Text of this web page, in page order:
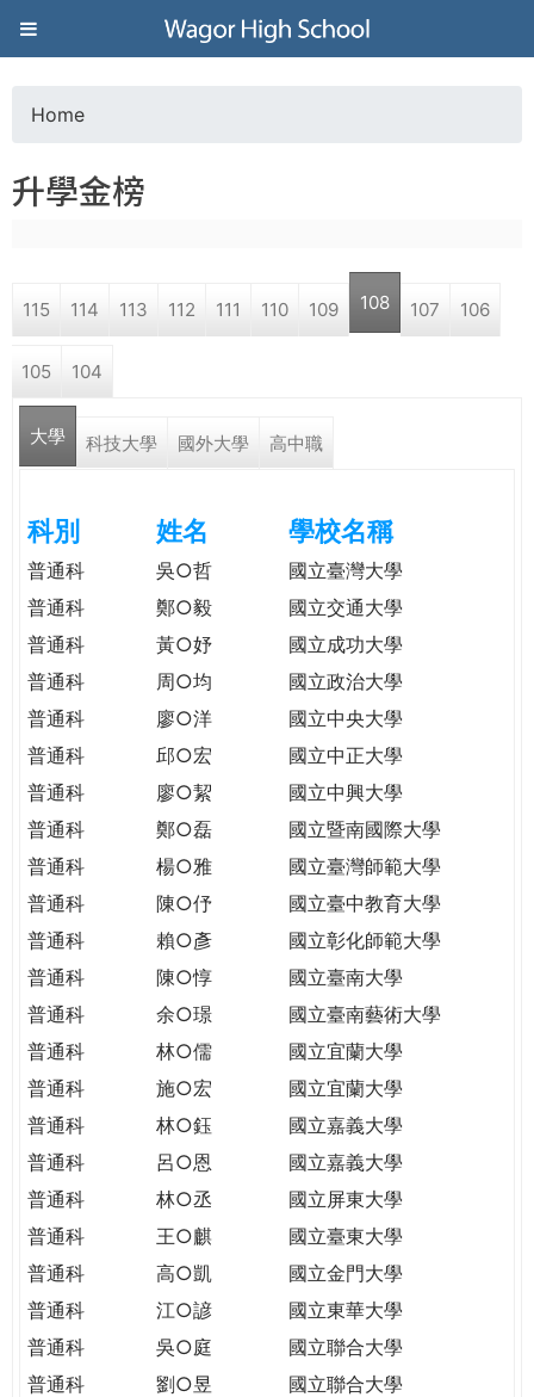
Jump to navigation
葳
格
高
學
格。
民。
WAGOR
TODAY
THE
WORLD
TOMORROW
PUTTING
YOU
THE
PATH
CITIZENSHIP
o
a
r
e
e
r
e
Home
升學金榜
115 114 113 112 111 110 109 108 107 106
105 104
大學 科技大學 國外大學 高中職
科別 姓名 學校名稱
普通科 吳○哲
國立臺灣大學
普通科
鄭○毅
國立交通大學
普通科
黃○妤
國立成功大學
普通科
周○均
國立政治大學
普通科
廖○洋
國立中央大學
普通科
邱○宏
國立中正大學
普通科
廖○絜
國立中興大學
普通科
鄭○磊
國立暨南國際大學
普通科
楊○雅
國立臺灣師範大學
普通科
陳○伃
國立臺中教育大學
普通科
賴○彥
國立彰化師範大學
普通科
陳○惇
國立臺南大學
普通科
余○璟
國立臺南藝術大學
普通科
林○儒
國立宜蘭大學
普通科
施○宏
國立宜蘭大學
普通科
林○鈺
國立嘉義大學
普通科
呂○恩
國立嘉義大學
普通科
林○丞
國立屏東大學
普通科
王○麒
國立臺東大學
普通科
高○凱
國立金門大學
普通科
江○諺
國立東華大學
普通科
吳○庭
國立聯合大學
普通科
劉○昱
國立聯合大學